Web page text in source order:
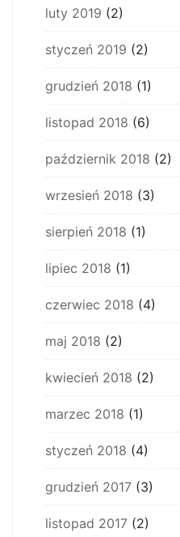
luty 2019 (2)
styczeń 2019 (2)
grudzień 2018 (1)
listopad 2018 (6)
październik 2018 (2)
wrzesień 2018 (3)
sierpień 2018 (1)
lipiec 2018 (1)
czerwiec 2018 (4)
maj 2018 (2)
kwiecień 2018 (2)
marzec 2018 (1)
styczeń 2018 (4)
grudzień 2017 (3)
listopad 2017 (2)